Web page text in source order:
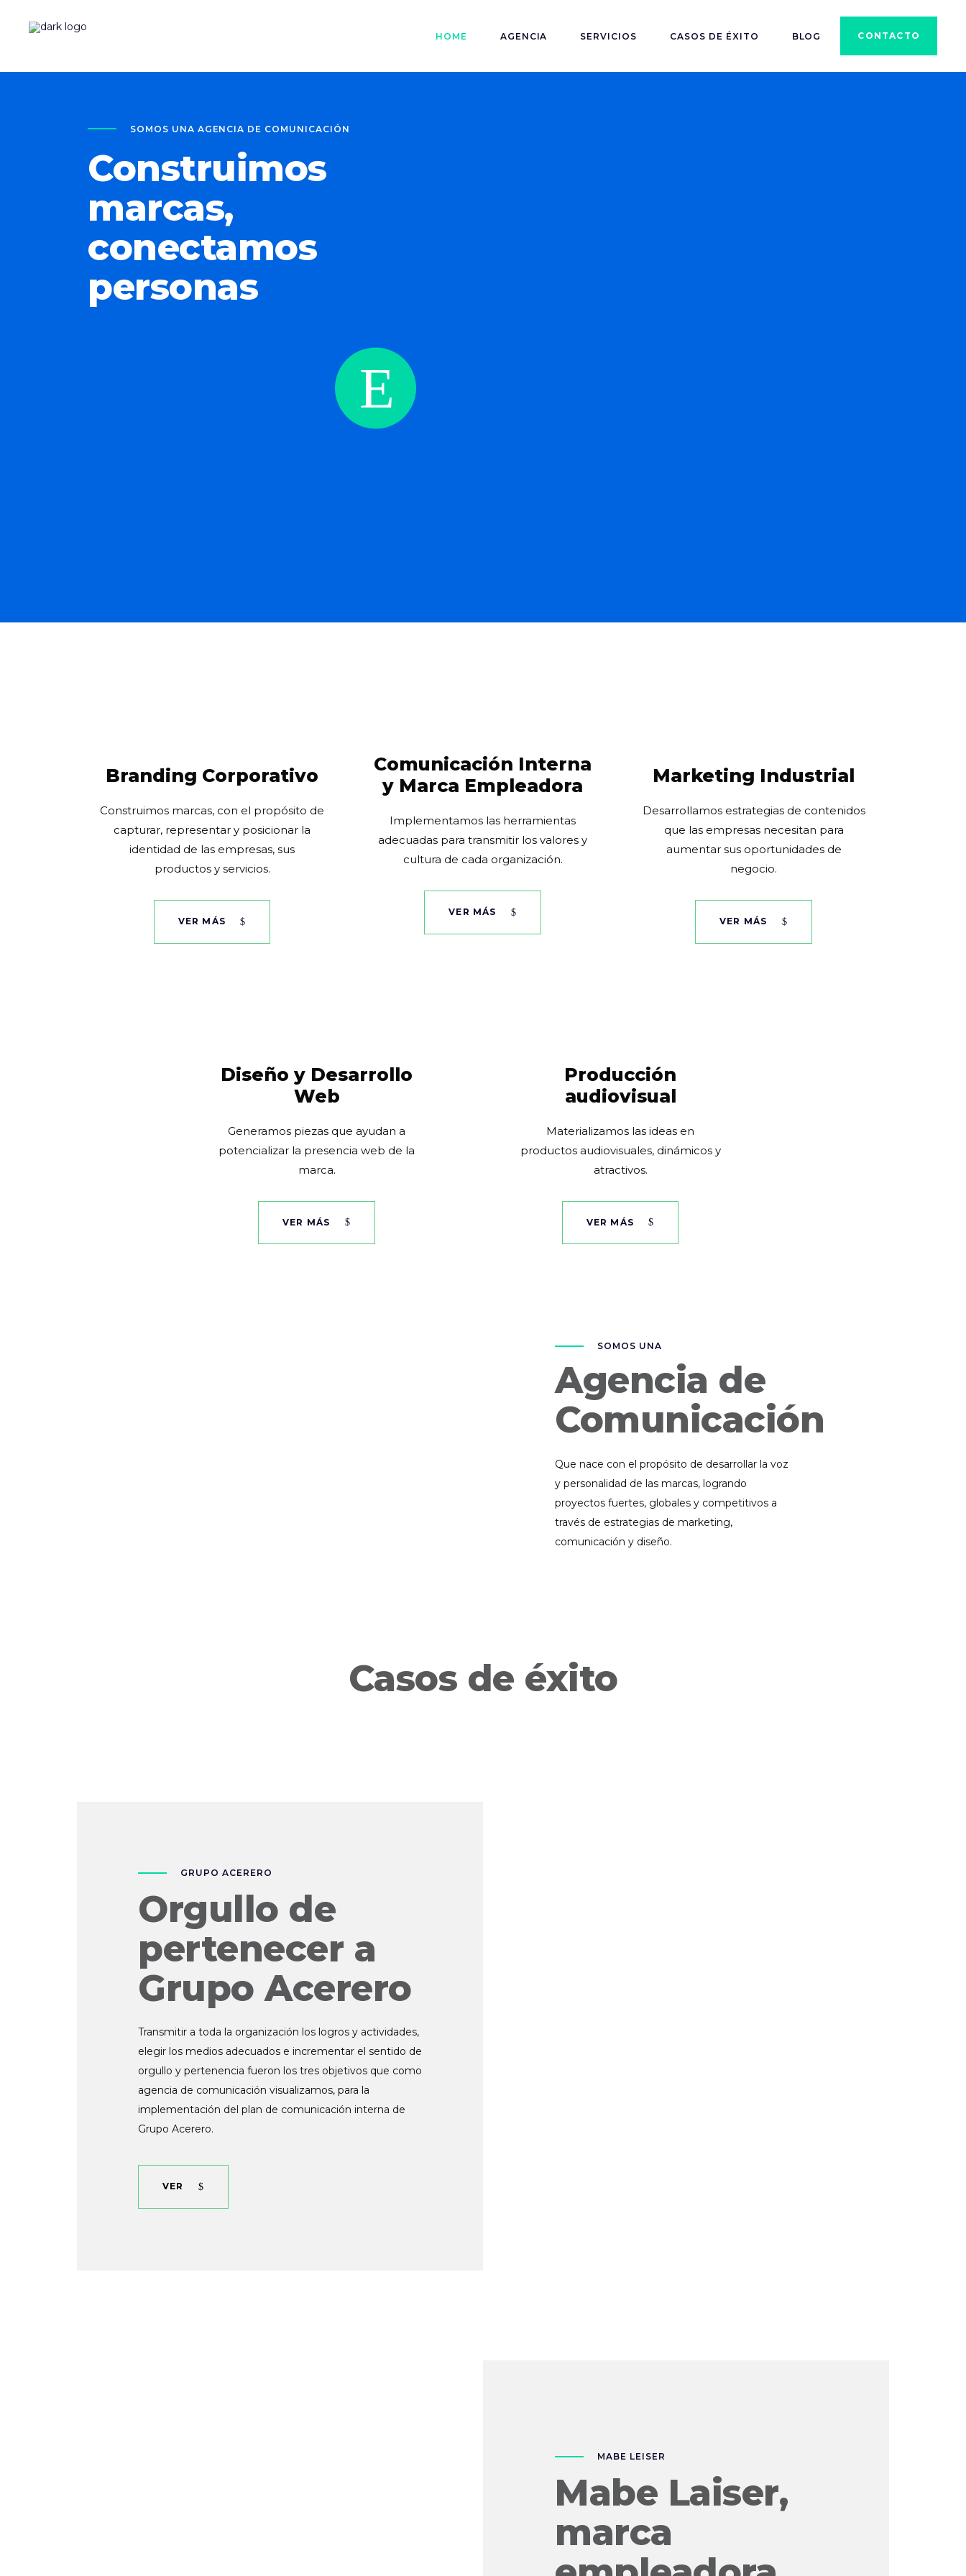
HOME AGENCIA SERVICIOS CASOS DE ÉXITO BLOG CONTACTO
SOMOS UNA AGENCIA DE COMUNICACIÓN
Construimos
marcas,
conectamos
personas
Branding Corporativo
Construimos marcas, con el propósito de
capturar, representar y posicionar la
identidad de las empresas, sus
productos y servicios.
VER MÁS
Comunicación Interna
y Marca Empleadora
Implementamos las herramientas
adecuadas para transmitir los valores y
cultura de cada organización.
VER MÁS
Marketing Industrial
Desarrollamos estrategias de contenidos
que las empresas necesitan para
aumentar sus oportunidades de
negocio.
VER MÁS
Diseño y Desarrollo
Web
Generamos piezas que ayudan a
potencializar la presencia web de la
marca.
VER MÁS
Producción
audiovisual
Materializamos las ideas en
productos audiovisuales, dinámicos y
atractivos.
VER MÁS
SOMOS UNA
Agencia de
Comunicación
Que nace con el propósito de desarrollar la voz
y personalidad de las marcas, logrando
proyectos fuertes, globales y competitivos a
través de estrategias de marketing,
comunicación y diseño.
Casos de éxito
GRUPO ACERERO
Orgullo de
pertenecer a
Grupo Acerero
Transmitir a toda la organización los logros y actividades,
elegir los medios adecuados e incrementar el sentido de
orgullo y pertenencia fueron los tres objetivos que como
agencia de comunicación visualizamos, para la
implementación del plan de comunicación interna de
Grupo Acerero.
VER
MABE LEISER
Mabe Laiser,
marca